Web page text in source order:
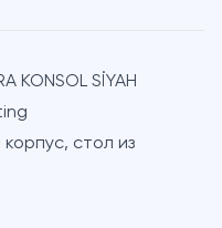
KONSOL SİYAH
стол из